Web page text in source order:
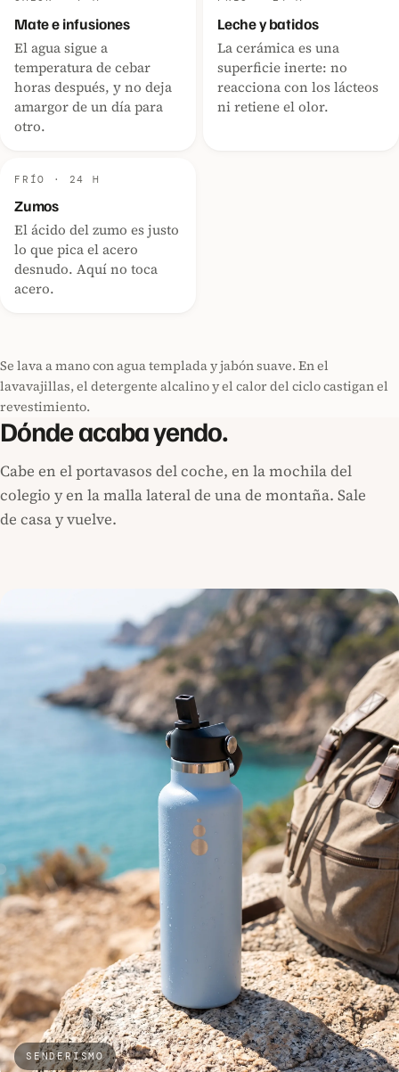
Mate e infusiones
El agua sigue a
temperatura de cebar
horas después, y no deja
amargor de un día para
otro.
Leche y batidos
La cerámica es una
superficie inerte: no
reacciona con los lácteos
ni retiene el olor.
FRÍO · 24 H
Zumos
El ácido del zumo es justo
lo que pica el acero
desnudo. Aquí no toca
acero.
Se lava a mano con agua templada y jabón suave. En el
lavavajillas, el detergente alcalino y el calor del ciclo castigan el
revestimiento.
Dónde acaba yendo.
Cabe en el portavasos del coche, en la mochila del
colegio y en la malla lateral de una de montaña. Sale
de casa y vuelve.
SENDERISMO